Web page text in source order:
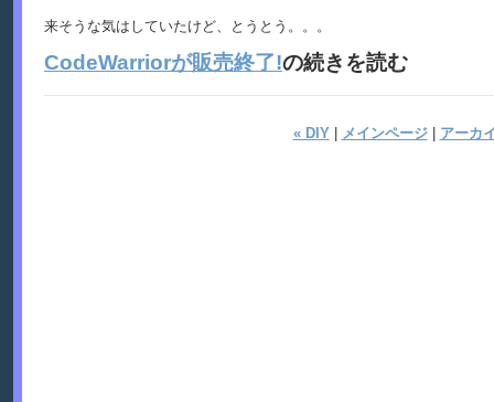
来そうな気はしていたけど、とうとう。。。
CodeWarriorが販売終了!の続きを読む
« DIY| メインページ| アーカ